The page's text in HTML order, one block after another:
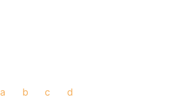
a b c d